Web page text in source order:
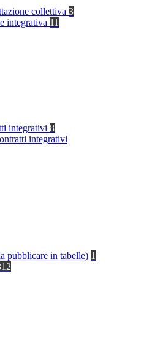
collettiva 3
integrativa 11
integrativi 8
integrativi
pubblicare in tabelle) 1